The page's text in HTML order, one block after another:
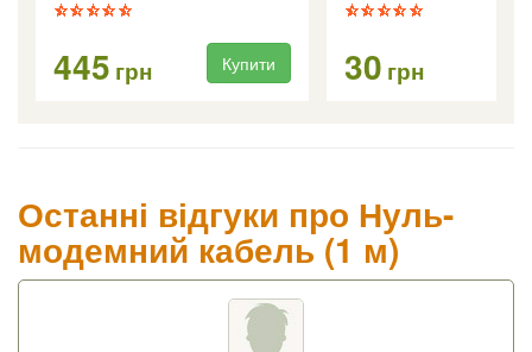
445 грн Купити 30 грн
Останні відгуки про Нуль-
модемний кабель (1 м)